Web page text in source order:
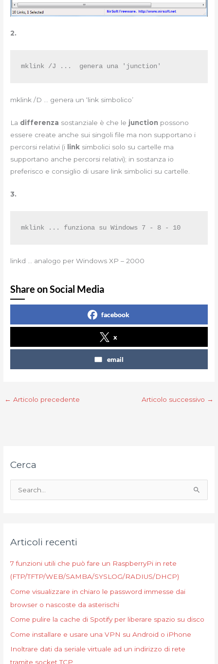
2.
mklink /J ...  genera una 'junction'
mklink /D … genera un ‘link simbolico’
La differenza sostanziale è che le junction possono
essere create anche sui singoli file ma non supportano i
percorsi relativi (i link simbolici solo su cartelle ma
supportano anche percorsi relativi); in sostanza io
preferisco e consiglio di usare link simbolici su cartelle.
3.
mklink ... funziona su Windows 7 - 8 - 10
linkd … analogo per Windows XP – 2000
Share on Social Media
facebook
x
email
← Articolo precedente Articolo successivo →
Cerca
a
Articoli recenti
7 funzioni utili che può fare un RaspberryPi in rete
(FTP/TFTP/WEB/SAMBA/SYSLOG/RADIUS/DHCP)
Come visualizzare in chiaro le password immesse dai
browser o nascoste da asterischi
Come pulire la cache di Spotify per liberare spazio su disco
Come installare e usare una VPN su Android o iPhone
Inoltrare dati da seriale virtuale ad un indirizzo di rete
tramite socket TCP